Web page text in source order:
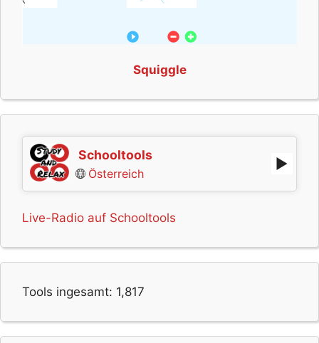
Squiggle
Schooltools
Österreich
Live-Radio auf Schooltools
Tools ingesamt: 1,817